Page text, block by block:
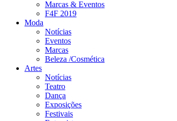
Marcas & Eventos
F4F 2019
Moda
Notícias
Eventos
Marcas
Beleza /Cosmética
Artes
Notícias
Teatro
Dança
Exposições
Festivais